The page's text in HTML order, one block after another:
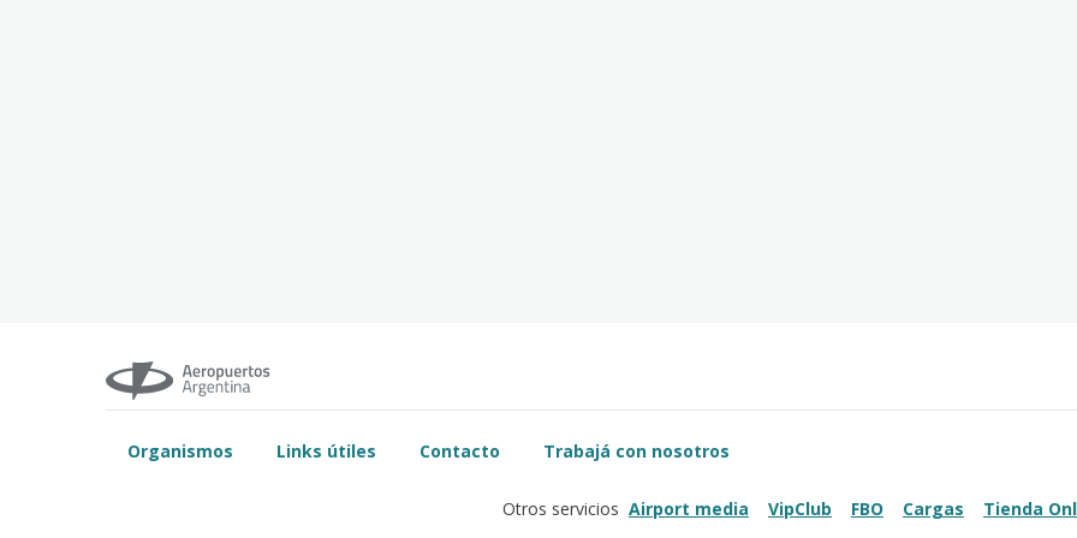
Organismos Links útiles Contacto Trabajá con nosotros
Otros servicios Airport media VipClub FBO Cargas Tienda